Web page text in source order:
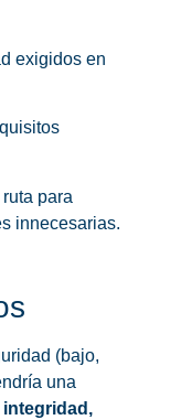
exigidos en
para
innecesarias.
(bajo,
una